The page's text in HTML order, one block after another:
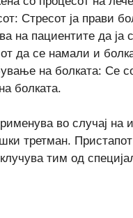
Стресот ја прави
на пациентите да ја
да се намали и
на болката: Се
болката.
во случај на
третман.
тим од